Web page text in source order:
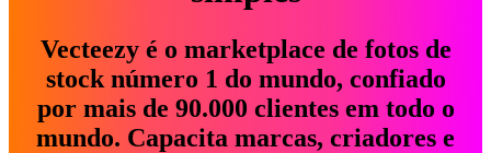
Vecteezy é o marketplace de fotos de
stock número 1 do mundo, confiado
por mais de 90.000 clientes em todo o
mundo. Capacita marcas, criadores e